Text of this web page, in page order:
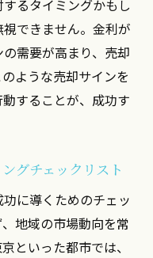
る方法
るタイミングかもし
できません。金利が
需要が高まり、売却
ような売却サインを
することが、成功す
グチェックリスト
に導くためのチェッ
地域の市場動向を常
といった都市では、